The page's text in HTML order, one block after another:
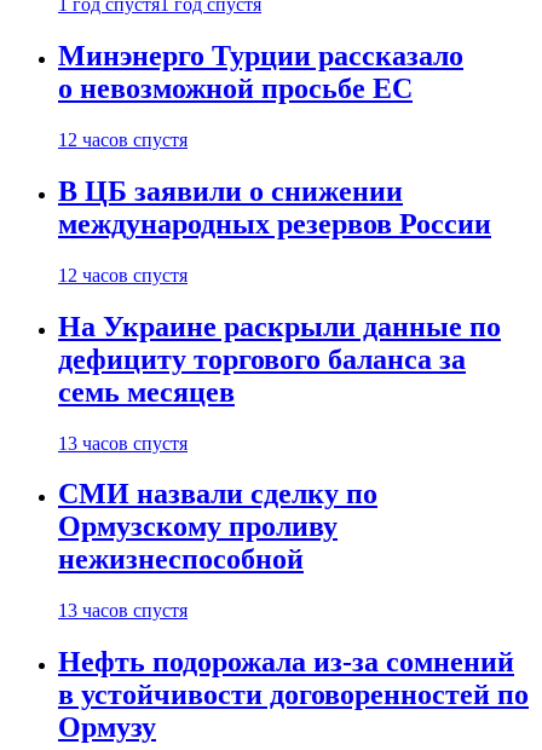
1 год спустя 1 год спустя
Минэнерго Турции рассказало
о невозможной просьбе ЕС
12 часов спустя
В ЦБ заявили о снижении
международных резервов России
12 часов спустя
На Украине раскрыли данные по
дефициту торгового баланса за
семь месяцев
13 часов спустя
СМИ назвали сделку по
Ормузскому проливу
нежизнеспособной
13 часов спустя
Нефть подорожала из-за сомнений
в устойчивости договоренностей по
Ормузу